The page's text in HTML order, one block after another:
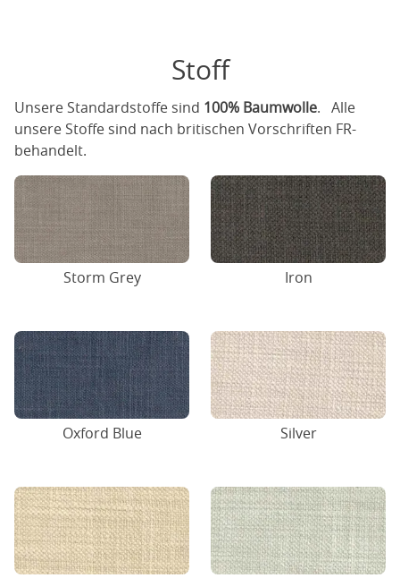
Stoff
Unsere Standardstoffe sind 100% Baumwolle. Alle
unsere Stoffe sind nach britischen Vorschriften FR-
behandelt.
Storm Grey Iron
Oxford Blue Silver